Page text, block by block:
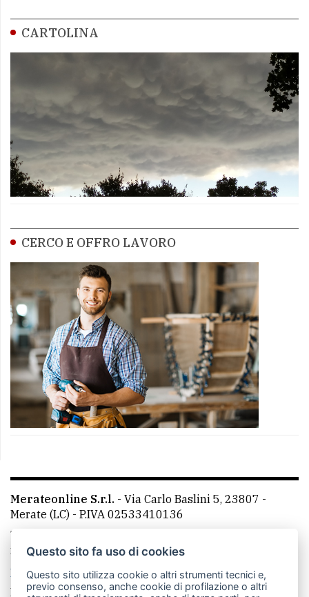
CARTOLINA
CERCO E OFFRO LAVORO
Merateonline S.r.l. - Via Carlo Baslini 5, 23807 -
Merate (LC) - P.IVA 02533410136
Telefono:
mail: redazione@merateonline.it
La redazione
CasateOnline LeccoOnline
RSS
Made by VIP
Questo sito fa uso di cookies
Questo sito utilizza cookie o altri strumenti tecnici e,
previo consenso, anche cookie di profilazione o altri